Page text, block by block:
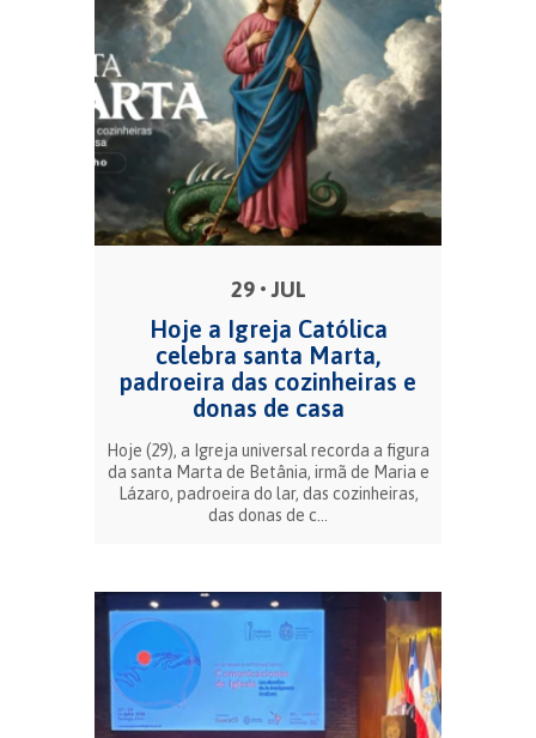
29 • JUL
Hoje a Igreja Católica
celebra santa Marta,
padroeira das cozinheiras e
donas de casa
Hoje (29), a Igreja universal recorda a figura
da santa Marta de Betânia, irmã de Maria e
Lázaro, padroeira do lar, das cozinheiras,
das donas de c...